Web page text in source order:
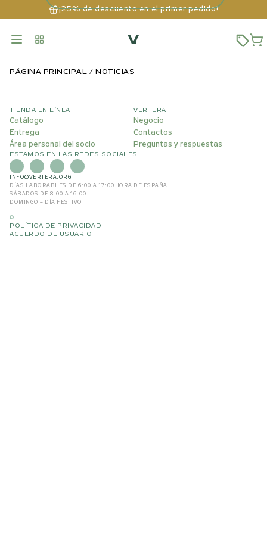
¡25% de descuento en el primer pedido!
PÁGINA PRINCIPAL NOTICIAS
TIENDA EN LÍNEA
Catálogo
Entrega
Área personal del socio
VERTERA
Negocio
Contactos
Preguntas y respuestas
ESTAMOS EN LAS REDES SOCIALES
INFO@VERTERA.ORG
DÍAS LABORABLES DE 6:00 A 17:00 HORA DE ESPAÑA
SÁBADOS DE 8:00 A 16:00
DOMINGO – DÍA FESTIVO
©
POLÍTICA DE PRIVACIDAD
ACUERDO DE USUARIO